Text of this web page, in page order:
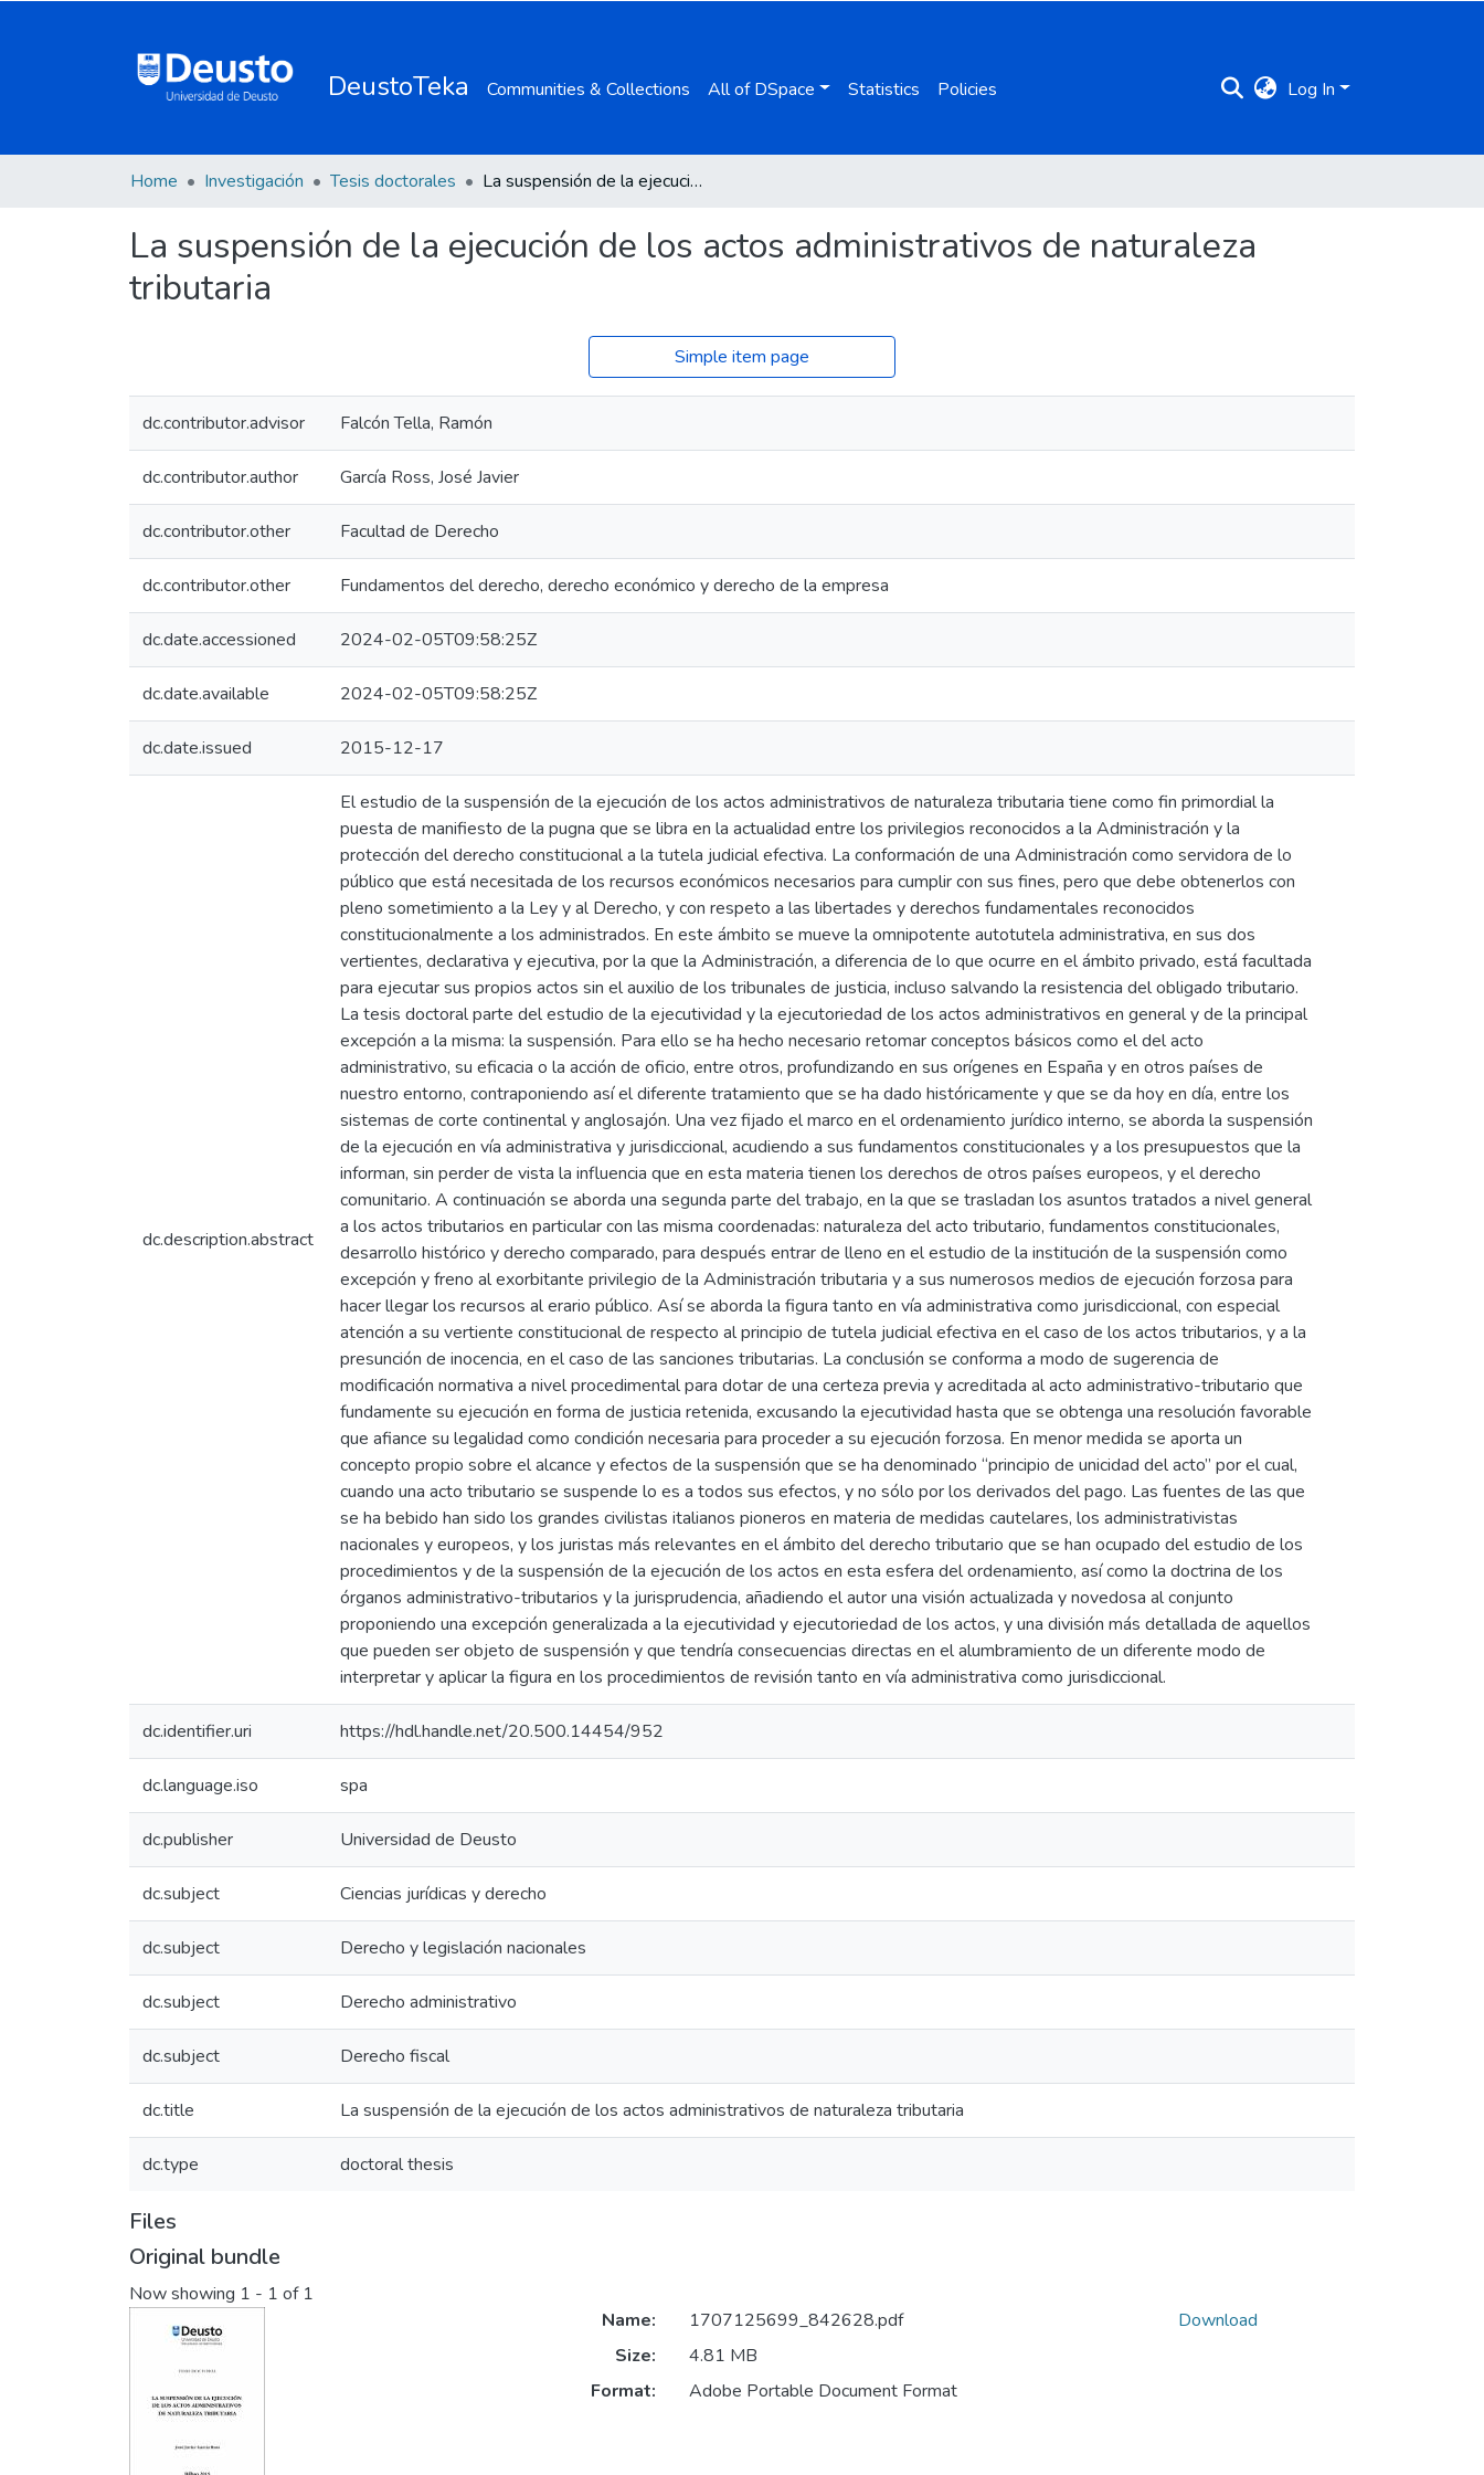
DeustoTeka Communities & Collections All of DSpace Statistics Policies Log In
Home Investigación Tesis doctorales La suspensión de la ejecución de los actos administrativos de naturaleza tributaria
La suspensión de la ejecución de los actos administrativos de naturaleza
tributaria
Simple item page
dc.contributor.advisor Falcón Tella, Ramón
dc.contributor.author García Ross, José Javier
dc.contributor.other Facultad de Derecho
dc.contributor.other Fundamentos del derecho, derecho económico y derecho de la empresa
dc.date.accessioned 2024-02-05T09:58:25Z
dc.date.available 2024-02-05T09:58:25Z
dc.date.issued 2015-12-17
dc.description.abstract
El estudio de la suspensión de la ejecución de los actos administrativos de naturaleza tributaria tiene como fin primordial la
puesta de manifiesto de la pugna que se libra en la actualidad entre los privilegios reconocidos a la Administración y la
protección del derecho constitucional a la tutela judicial efectiva. La conformación de una Administración como servidora de lo
público que está necesitada de los recursos económicos necesarios para cumplir con sus fines, pero que debe obtenerlos con
pleno sometimiento a la Ley y al Derecho, y con respeto a las libertades y derechos fundamentales reconocidos
constitucionalmente a los administrados. En este ámbito se mueve la omnipotente autotutela administrativa, en sus dos
vertientes, declarativa y ejecutiva, por la que la Administración, a diferencia de lo que ocurre en el ámbito privado, está facultada
para ejecutar sus propios actos sin el auxilio de los tribunales de justicia, incluso salvando la resistencia del obligado tributario.
La tesis doctoral parte del estudio de la ejecutividad y la ejecutoriedad de los actos administrativos en general y de la principal
excepción a la misma: la suspensión. Para ello se ha hecho necesario retomar conceptos básicos como el del acto
administrativo, su eficacia o la acción de oficio, entre otros, profundizando en sus orígenes en España y en otros países de
nuestro entorno, contraponiendo así el diferente tratamiento que se ha dado históricamente y que se da hoy en día, entre los
sistemas de corte continental y anglosajón. Una vez fijado el marco en el ordenamiento jurídico interno, se aborda la suspensión
de la ejecución en vía administrativa y jurisdiccional, acudiendo a sus fundamentos constitucionales y a los presupuestos que la
informan, sin perder de vista la influencia que en esta materia tienen los derechos de otros países europeos, y el derecho
comunitario. A continuación se aborda una segunda parte del trabajo, en la que se trasladan los asuntos tratados a nivel general
a los actos tributarios en particular con las misma coordenadas: naturaleza del acto tributario, fundamentos constitucionales,
desarrollo histórico y derecho comparado, para después entrar de lleno en el estudio de la institución de la suspensión como
excepción y freno al exorbitante privilegio de la Administración tributaria y a sus numerosos medios de ejecución forzosa para
hacer llegar los recursos al erario público. Así se aborda la figura tanto en vía administrativa como jurisdiccional, con especial
atención a su vertiente constitucional de respecto al principio de tutela judicial efectiva en el caso de los actos tributarios, y a la
presunción de inocencia, en el caso de las sanciones tributarias. La conclusión se conforma a modo de sugerencia de
modificación normativa a nivel procedimental para dotar de una certeza previa y acreditada al acto administrativo-tributario que
fundamente su ejecución en forma de justicia retenida, excusando la ejecutividad hasta que se obtenga una resolución favorable
que afiance su legalidad como condición necesaria para proceder a su ejecución forzosa. En menor medida se aporta un
concepto propio sobre el alcance y efectos de la suspensión que se ha denominado “principio de unicidad del acto” por el cual,
cuando una acto tributario se suspende lo es a todos sus efectos, y no sólo por los derivados del pago. Las fuentes de las que
se ha bebido han sido los grandes civilistas italianos pioneros en materia de medidas cautelares, los administrativistas
nacionales y europeos, y los juristas más relevantes en el ámbito del derecho tributario que se han ocupado del estudio de los
procedimientos y de la suspensión de la ejecución de los actos en esta esfera del ordenamiento, así como la doctrina de los
órganos administrativo-tributarios y la jurisprudencia, añadiendo el autor una visión actualizada y novedosa al conjunto
proponiendo una excepción generalizada a la ejecutividad y ejecutoriedad de los actos, y una división más detallada de aquellos
que pueden ser objeto de suspensión y que tendría consecuencias directas en el alumbramiento de un diferente modo de
interpretar y aplicar la figura en los procedimientos de revisión tanto en vía administrativa como jurisdiccional.
dc.identifier.uri https://hdl.handle.net/20.500.14454/952
dc.language.iso spa
dc.publisher Universidad de Deusto
dc.subject Ciencias jurídicas y derecho
dc.subject Derecho y legislación nacionales
dc.subject Derecho administrativo
dc.subject Derecho fiscal
dc.title La suspensión de la ejecución de los actos administrativos de naturaleza tributaria
dc.type doctoral thesis
Files
Original bundle
Now showing 1 - 1 of 1
Name:
1707125699_842628.pdf
Size:
4.81 MB
Format:
Adobe Portable Document Format
Download